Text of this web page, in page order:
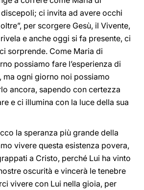
ci invita ad avere occhi
per scorgere Gesù, il Vivente,
e anche oggi si fa presente, ci
sorprende. Come Maria di
possiamo fare l’esperienza di
ma ogni giorno noi possiamo
ancora, sapendo con certezza
e ci illumina con la luce della sua
la speranza più grande della
vivere questa esistenza povera,
a Cristo, perché Lui ha vinto
oscurità e vincerà le tenebre
vivere con Lui nella gioia, per